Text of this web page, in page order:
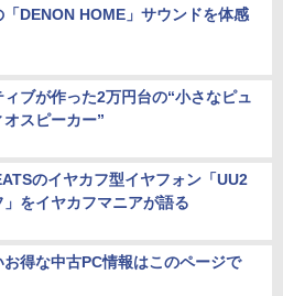
DENON HOME」サウンドを体感
ィブが作った2万円台の“小さなピュ
スピーカー”
のイヤカフ型イヤフォン「UU2
」をイヤカフマニアが語る
得な中古PC情報はこのページで